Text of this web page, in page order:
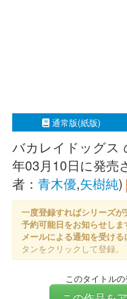
通常版(紙版)
バカレイドッグス
年03月10日に発売
者： 青木優,矢樹純)
一度登録すればシリーズ
予約可能日をお知らせしま
メールによる通知を受ける
タンをクリックして登録。
このタイトル